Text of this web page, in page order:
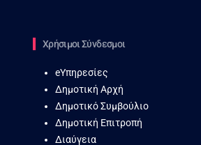
Χρήσιμοι Σύνδεσμοι
eΥπηρεσίες
Δημοτική Αρχή
Δημοτικό Συμβούλιο
Δημοτική Επιτροπή
Διαύγεια